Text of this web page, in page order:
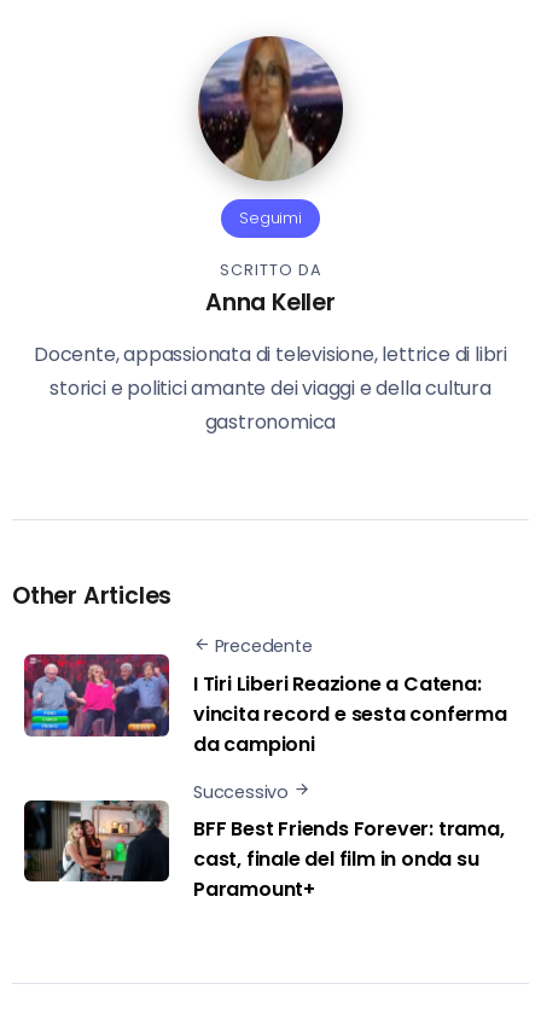
Seguimi
SCRITTO DA
Anna Keller
Docente, appassionata di televisione, lettrice di libri
storici e politici amante dei viaggi e della cultura
gastronomica
Other Articles
Precedente
I Tiri Liberi Reazione a Catena:
vincita record e sesta conferma
da campioni
Successivo
BFF Best Friends Forever: trama,
cast, finale del film in onda su
Paramount+